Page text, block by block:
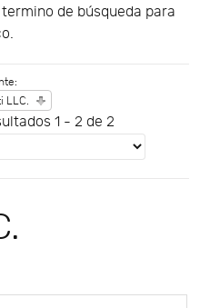
de búsqueda para
LLC.
1 - 2 de 2